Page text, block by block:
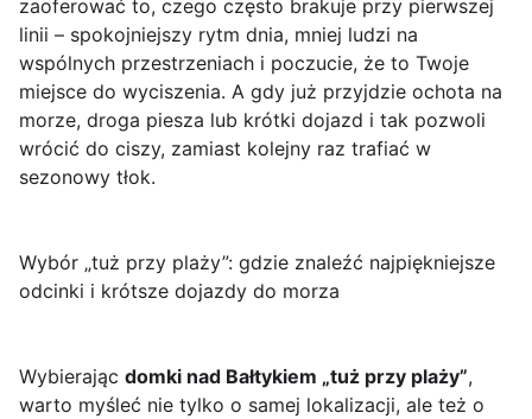
zaoferować to, czego często brakuje przy pierwszej
linii – spokojniejszy rytm dnia, mniej ludzi na
wspólnych przestrzeniach i poczucie, że to Twoje
miejsce do wyciszenia. A gdy już przyjdzie ochota na
morze, droga piesza lub krótki dojazd i tak pozwoli
wrócić do ciszy, zamiast kolejny raz trafiać w
sezonowy tłok.
Wybór „tuż przy plaży”: gdzie znaleźć najpiękniejsze
odcinki i krótsze dojazdy do morza
Wybierając domki nad Bałtykiem „tuż przy plaży”,
warto myśleć nie tylko o samej lokalizacji, ale też o